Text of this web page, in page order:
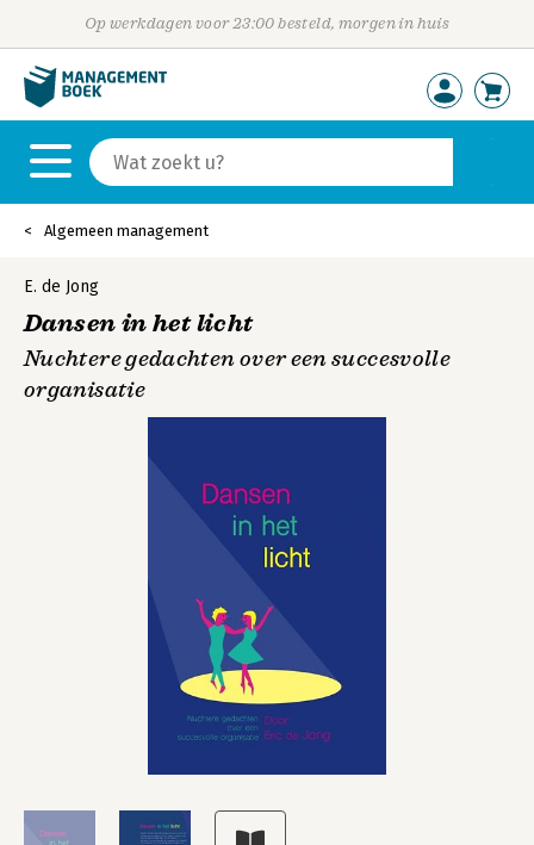
Op werkdagen voor 23:00 besteld, morgen in huis
Algemeen management
E. de Jong
Dansen in het licht
Nuchtere gedachten over een succesvolle
organisatie